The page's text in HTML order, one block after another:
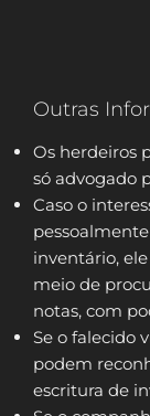
Outras
Os herdeiros
só advogado
Caso o
inventário,
meio de
notas, com
Se o falecido
podem
escritura de